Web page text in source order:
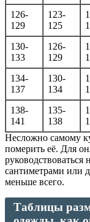
126-
129
123-
125
130-
133
126-
129
134-
137
130-
134
138-
141
135-
138
Несложно самому
померить её. Для
сантиметрами или
меньше всего.
Таблицы